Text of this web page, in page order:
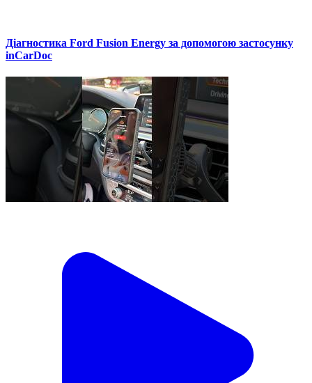
Діагностика Ford Fusion Energy за допомогою застосунку
inCarDoc